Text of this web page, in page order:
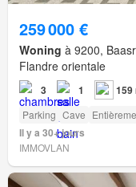
259 000 €
Woning à 9200,
Flandre orientale
3 1 159
Parking Cave
Il y a 30+ jours
IMMOVLAN